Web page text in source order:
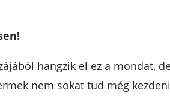
hangzik el ez a mondat,
nem sokat tud még